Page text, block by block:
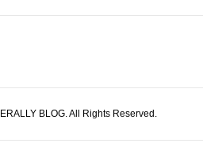
BLOG. All Rights Reserved.